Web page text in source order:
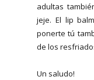
adultas
jeje. El lip
ponerte tú
de los
Un saludo!